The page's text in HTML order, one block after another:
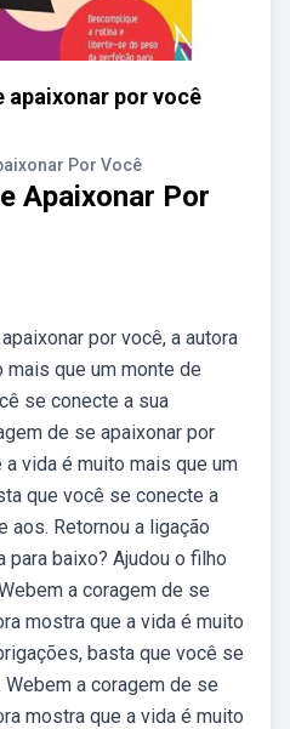
apaixonar por você
Por Você
Apaixonar Por
por você, a autora
que um monte de
se conecte a sua
de se apaixonar por
vida é muito mais que um
que você se conecte a
aos. Retornou a ligação
para baixo? Ajudou o filho
a coragem de se
mostra que a vida é muito
basta que você se
a coragem de se
mostra que a vida é muito